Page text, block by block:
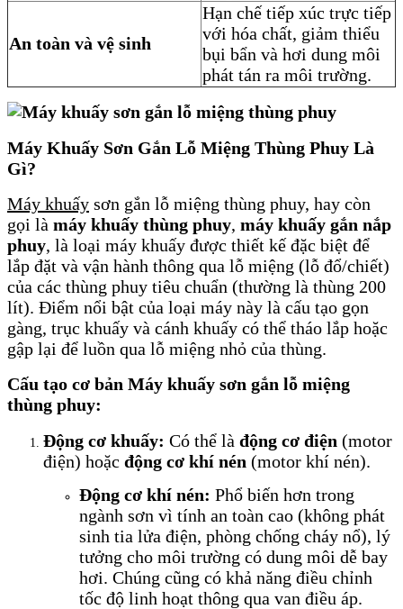
An toàn và vệ sinh
Hạn chế tiếp xúc trực tiếp
với hóa chất, giảm thiểu
bụi bẩn và hơi dung môi
phát tán ra môi trường.
Máy Khuấy Sơn Gắn Lỗ Miệng Thùng Phuy Là
Gì?
Máy khuấy sơn gắn lỗ miệng thùng phuy, hay còn
gọi là máy khuấy thùng phuy, máy khuấy gắn nắp
phuy, là loại máy khuấy được thiết kế đặc biệt để
lắp đặt và vận hành thông qua lỗ miệng (lỗ đổ/chiết)
của các thùng phuy tiêu chuẩn (thường là thùng 200
lít). Điểm nổi bật của loại máy này là cấu tạo gọn
gàng, trục khuấy và cánh khuấy có thể tháo lắp hoặc
gập lại để luồn qua lỗ miệng nhỏ của thùng.
Cấu tạo cơ bản Máy khuấy sơn gắn lỗ miệng
thùng phuy:
Động cơ khuấy: Có thể là động cơ điện (motor
điện) hoặc động cơ khí nén (motor khí nén).
Động cơ khí nén: Phổ biến hơn trong
ngành sơn vì tính an toàn cao (không phát
sinh tia lửa điện, phòng chống cháy nổ), lý
tưởng cho môi trường có dung môi dễ bay
hơi. Chúng cũng có khả năng điều chỉnh
tốc độ linh hoạt thông qua van điều áp.